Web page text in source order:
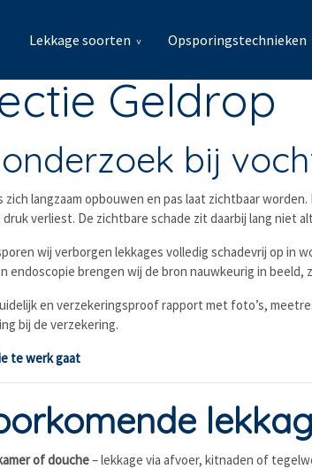
Lekkage soorten Opsporingstechnieken
Geldrop
bij
zich langzaam opbouwen en pas laat zichtbaar
verliest. De zichtbare schade zit daarbij lang niet
wij verborgen lekkages volledig schadevrij op
endoscopie brengen wij de bron nauwkeurig in beeld,
en verzekeringsproof rapport met foto’s,
bij de verzekering.
te werk gaat
of douche– lekkage via afvoer, kitnaden of